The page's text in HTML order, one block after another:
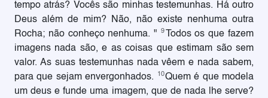
tempo atrás? Vocês são minhas testemunhas. Há outro
Deus além de mim? Não, não existe nenhuma outra
Rocha; não conheço nenhuma. " 9
Todos os que fazem
imagens nada são, e as coisas que estimam são sem
valor. As suas testemunhas nada vêem e nada sabem,
para que sejam envergonhados.
10Quem é que modela
um deus e funde uma imagem, que de nada lhe serve?